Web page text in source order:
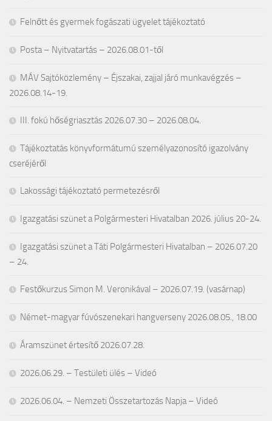
Felnőtt és gyermek fogászati ügyelet tájékoztató
Posta – Nyitvatartás – 2026.08.01-től
MÁV Sajtóközlemény – Éjszakai, zajjal járó munkavégzés –
2026.08.14-19.
III. fokú hőségriasztás 2026.07.30 – 2026.08.04.
Tájékoztatás könyvformátumú személyazonosító igazolvány
cseréjéről
Lakossági tájékoztató permetezésről
Igazgatási szünet a Polgármesteri Hivatalban 2026. július 20-24.
Igazgatási szünet a Táti Polgármesteri Hivatalban – 2026.07.20
– 24.
Festőkurzus Simon M. Veronikával – 2026.07.19. (vasárnap)
Német-magyar fúvószenekari hangverseny 2026.08.05., 18.00
Áramszünet értesítő 2026.07.28.
2026.06.29. – Testületi ülés – Videó
2026.06.04. – Nemzeti Összetartozás Napja – Videó